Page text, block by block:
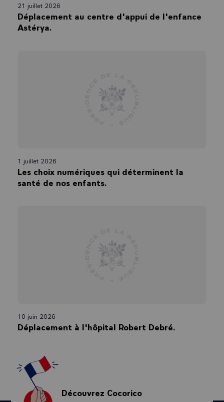
21 juillet 2026
Déplacement au centre d'appui de l'enfance
Astérya.
1 juillet 2026
Les choix numériques qui déterminent la
santé de nos enfants.
10 juin 2026
Déplacement à l'hôpital Robert Debré.
Découvrez Cocorico